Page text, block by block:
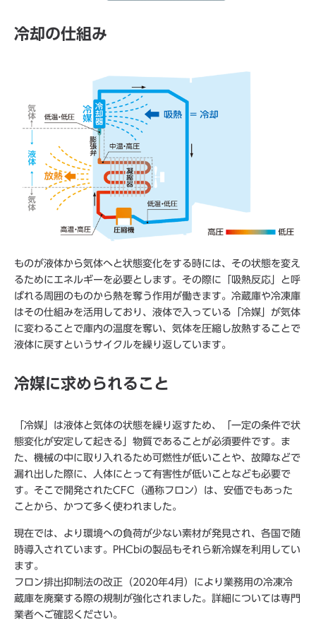
冷却の仕組み
ものが液体から気体へと状態変化をする時には、その状態を変え
るためにエネルギーを必要とします。その際に「吸熱反応」と呼
ばれる周囲のものから熱を奪う作用が働きます。冷蔵庫や冷凍庫
はその仕組みを活用しており、液体で入っている「冷媒」が気体
に変わることで庫内の温度を奪い、気体を圧縮し放熱することで
液体に戻すというサイクルを繰り返しています。
冷媒に求められること
「冷媒」は液体と気体の状態を繰り返すため、「一定の条件で状
態変化が安定して起きる」物質であることが必須要件です。ま
た、機械の中に取り入れるため可燃性が低いことや、故障などで
漏れ出した際に、人体にとって有害性が低いことなども必要で
す。そこで開発されたCFC（通称フロン）は、安価でもあった
ことから、かつて多く使われました。
現在では、より環境への負荷が少ない素材が発見され、各国で随
時導入されています。PHCbiの製品もそれら新冷媒を利用してい
ます。
フロン排出抑制法の改正（2020年4月）により業務用の冷凍冷
蔵庫を廃棄する際の規制が強化されました。詳細については専門
業者へご確認ください。